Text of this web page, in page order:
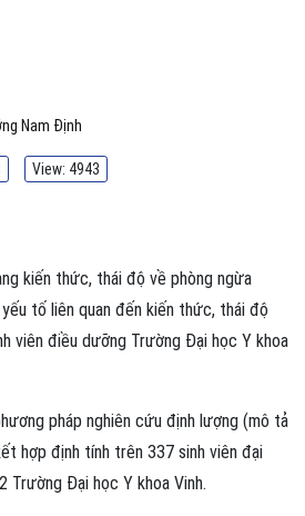
Nam Định
View: 4943
kiến thức, thái độ về phòng ngừa
tố liên quan đến kiến thức, thái độ
viên điều dưỡng Trường Đại học Y khoa
pháp nghiên cứu định lượng (mô tả
hợp định tính trên 337 sinh viên đại
Trường Đại học Y khoa Vinh.